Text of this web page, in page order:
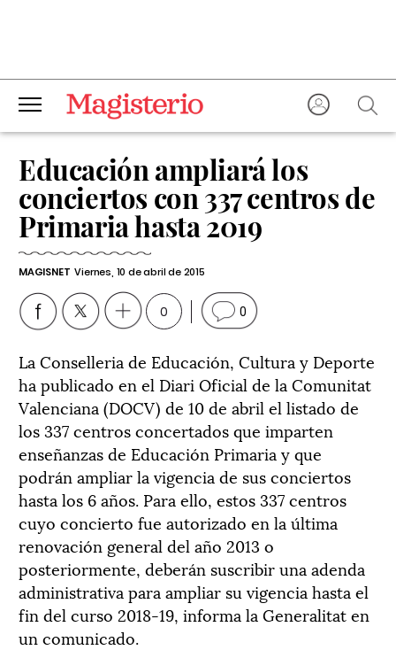
Educación ampliará los
conciertos con 337 centros de
Primaria hasta 2019
MAGISNET Viernes, 10 de abril de 2015
0 0
La Conselleria de Educación, Cultura y Deporte
ha publicado en el Diari Oficial de la Comunitat
Valenciana (DOCV) de 10 de abril el listado de
los 337 centros concertados que imparten
enseñanzas de Educación Primaria y que
podrán ampliar la vigencia de sus conciertos
hasta los 6 años. Para ello, estos 337 centros
cuyo concierto fue autorizado en la última
renovación general del año 2013 o
posteriormente, deberán suscribir una adenda
administrativa para ampliar su vigencia hasta el
fin del curso 2018-19, informa la Generalitat en
un comunicado.